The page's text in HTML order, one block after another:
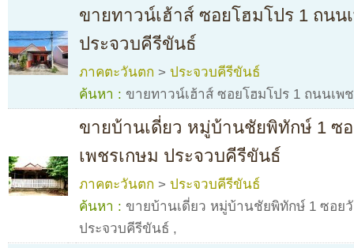
ขายทาวน์เฮ้าส์ ซอยโฮมโปร 1 ถนน
ประจวบคีรีขันธ์
ภาคตะวันตก > ประจวบคีรีขันธ์
ค้นหา : ขายทาวน์เฮ้าส์ ซอยโฮมโปร 1 ถนนเพ
ขายบ้านเดี่ยว หมู่บ้านชัยพิทักษ์ 1 ซ
เพชรเกษม ประจวบคีรีขันธ์
ภาคตะวันตก > ประจวบคีรีขันธ์
ค้นหา : ขายบ้านเดี่ยว หมู่บ้านชัยพิทักษ์ 1 ซอยวั
ประจวบคีรีขันธ์ ,